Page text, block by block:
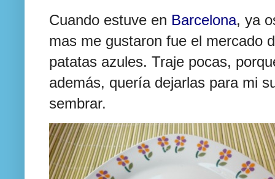
Cuando estuve en Barcelona, ya
mas me gustaron fue el mercado
patatas azules. Traje pocas,
además, quería dejarlas para mi
sembrar.